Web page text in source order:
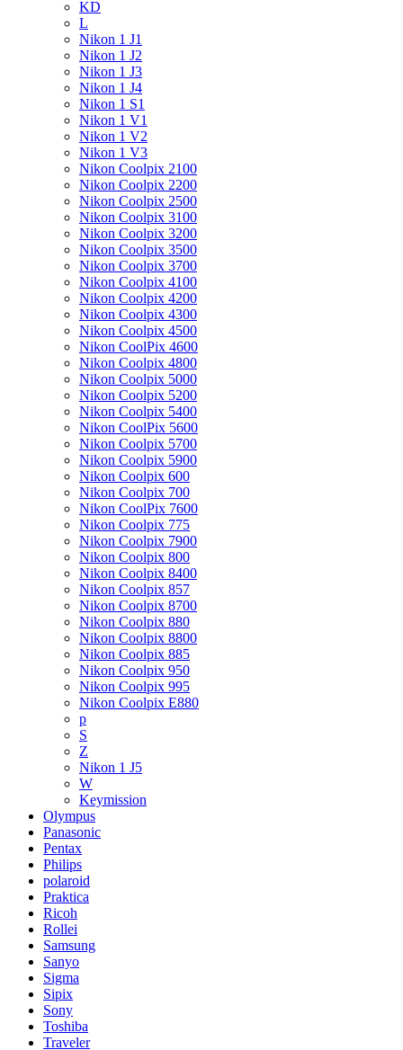
KD
L
Nikon 1 J1
Nikon 1 J2
Nikon 1 J3
Nikon 1 J4
Nikon 1 S1
Nikon 1 V1
Nikon 1 V2
Nikon 1 V3
Nikon Coolpix 2100
Nikon Coolpix 2200
Nikon Coolpix 2500
Nikon Coolpix 3100
Nikon Coolpix 3200
Nikon Coolpix 3500
Nikon Coolpix 3700
Nikon Coolpix 4100
Nikon Coolpix 4200
Nikon Coolpix 4300
Nikon Coolpix 4500
Nikon CoolPix 4600
Nikon Coolpix 4800
Nikon Coolpix 5000
Nikon Coolpix 5200
Nikon Coolpix 5400
Nikon CoolPix 5600
Nikon Coolpix 5700
Nikon Coolpix 5900
Nikon Coolpix 600
Nikon Coolpix 700
Nikon CoolPix 7600
Nikon Coolpix 775
Nikon Coolpix 7900
Nikon Coolpix 800
Nikon Coolpix 8400
Nikon Coolpix 857
Nikon Coolpix 8700
Nikon Coolpix 880
Nikon Coolpix 8800
Nikon Coolpix 885
Nikon Coolpix 950
Nikon Coolpix 995
Nikon Coolpix E880
p
S
Z
Nikon 1 J5
W
Keymission
Olympus
Panasonic
Pentax
Philips
polaroid
Praktica
Ricoh
Rollei
Samsung
Sanyo
Sigma
Sipix
Sony
Toshiba
Traveler